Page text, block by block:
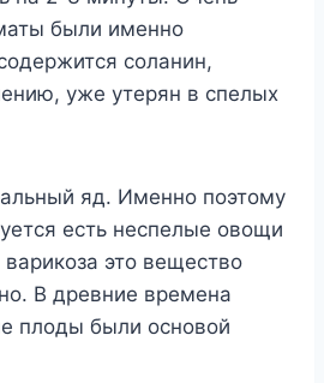
были именно
соланин,
уже утерян в спелых
яд. Именно поэтому
есть неспелые овощи
это вещество
В древние времена
плоды были основой